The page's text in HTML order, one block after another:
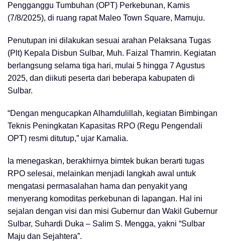
Pengganggu Tumbuhan (OPT) Perkebunan, Kamis
(7/8/2025), di ruang rapat Maleo Town Square, Mamuju.
Penutupan ini dilakukan sesuai arahan Pelaksana Tugas
(Plt) Kepala Disbun Sulbar, Muh. Faizal Thamrin. Kegiatan
berlangsung selama tiga hari, mulai 5 hingga 7 Agustus
2025, dan diikuti peserta dari beberapa kabupaten di
Sulbar.
“Dengan mengucapkan Alhamdulillah, kegiatan Bimbingan
Teknis Peningkatan Kapasitas RPO (Regu Pengendali
OPT) resmi ditutup,” ujar Kamalia.
Ia menegaskan, berakhirnya bimtek bukan berarti tugas
RPO selesai, melainkan menjadi langkah awal untuk
mengatasi permasalahan hama dan penyakit yang
menyerang komoditas perkebunan di lapangan. Hal ini
sejalan dengan visi dan misi Gubernur dan Wakil Gubernur
Sulbar, Suhardi Duka – Salim S. Mengga, yakni “Sulbar
Maju dan Sejahtera”.